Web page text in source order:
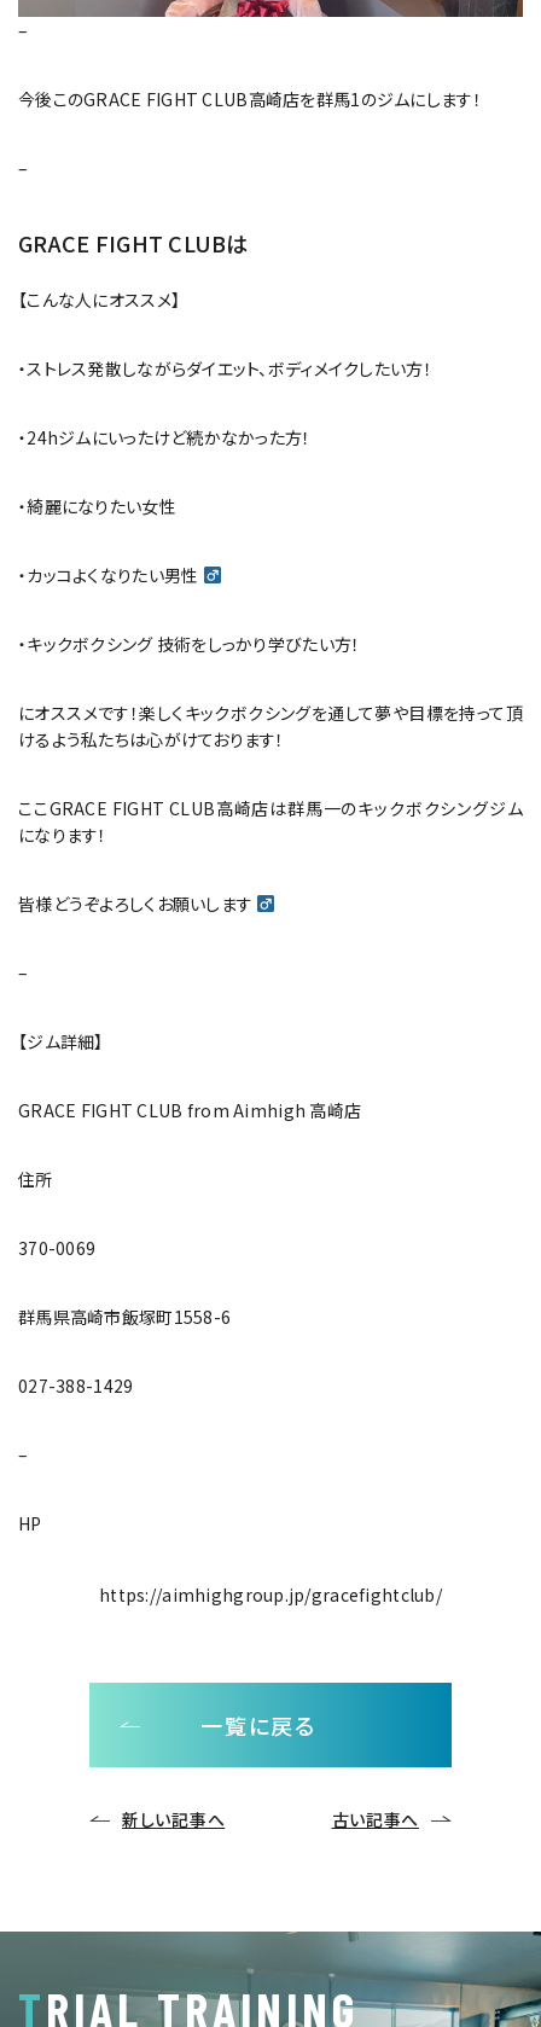
–
今後このGRACE FIGHT CLUB高崎店を群馬1のジムにします！
–
GRACE FIGHT CLUBは
【こんな人にオススメ】
・ストレス発散しながらダイエット、ボディメイクしたい方！
・24hジムにいったけど続かなかった方！
・綺麗になりたい女性 ‍
・カッコよくなりたい男性 ‍
・キックボクシング 技術をしっかり学びたい方！
にオススメです！楽しくキックボクシングを通して夢や目標を持って頂
けるよう私たちは心がけております！
ここGRACE FIGHT CLUB高崎店は群馬一のキックボクシングジム
になります！
皆様どうぞよろしくお願いします ‍
–
【ジム詳細】
GRACE FIGHT CLUB from Aimhigh 高崎店
住所
370-0069
群馬県高崎市飯塚町1558-6
027-388-1429
–
HP
https://aimhighgroup.jp/gracefightclub/
一覧に戻る
新しい記事へ 古い記事へ
TRIAL TRAINING